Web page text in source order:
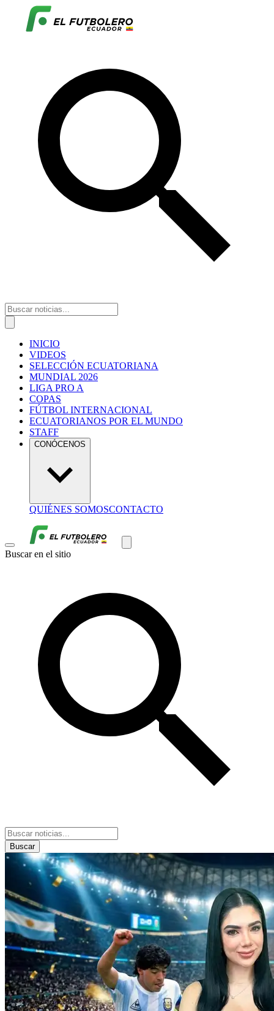
INICIO
VIDEOS
SELECCIÓN ECUATORIANA
MUNDIAL 2026
LIGA PRO A
COPAS
FÚTBOL INTERNACIONAL
ECUATORIANOS POR EL MUNDO
STAFF
CONÓCENOS
QUIÉNES SOMOSCONTACTO
Buscar en el sitio
Buscar